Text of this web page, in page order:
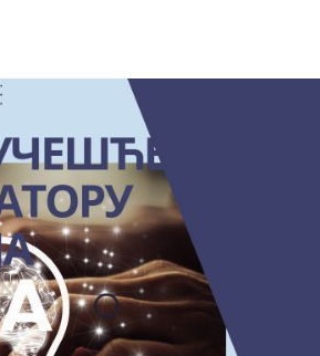
13. marta do 15. novembra